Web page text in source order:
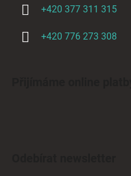
+420 377 311 315
+420 776 273 308